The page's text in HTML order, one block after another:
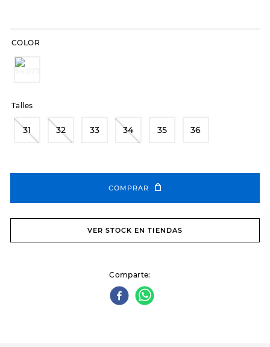
COLOR
Talles
31 32 33 34 35 36
COMPRAR
VER STOCK EN TIENDAS
Comparte